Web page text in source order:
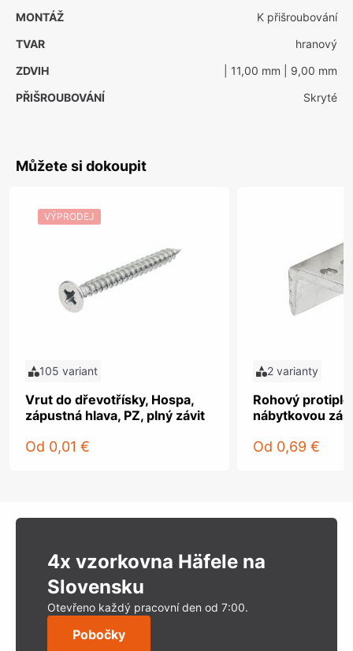
MONTÁŽ
K přišroubování
TVAR
hranový
ZDVIH
| 11,00 mm | 9,00 mm
PŘIŠROUBOVÁNÍ
Skryté
Můžete si dokoupit
VÝPRODEJ
105 variant
Vrut do dřevotřísky, Hospa,
zápustná hlava, PZ, plný závit
Od 0,01 €
2 varianty
Rohový
nábytkovou
Od 0,69 €
4x vzorkovna Häfele na
Slovensku
Otevřeno každý pracovní den od 7:00.
Pobočky